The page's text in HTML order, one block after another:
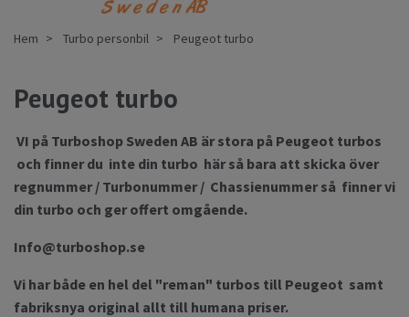
Hem Turbo personbil Peugeot turbo
Peugeot turbo
VI på Turboshop Sweden AB är stora på Peugeot turbos
och finner du inte din turbo här så bara att skicka över
regnummer / Turbonummer / Chassienummer så finner vi
din turbo och ger offert omgående.
Info@turboshop.se
Vi har både en hel del "reman" turbos till Peugeot samt
fabriksnya original allt till humana priser.